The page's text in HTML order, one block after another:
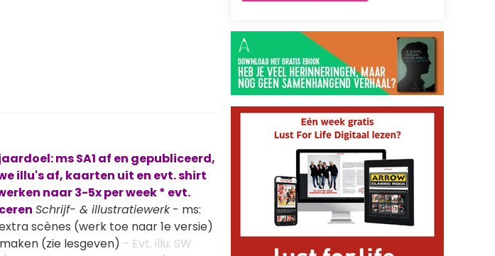
ms SA1 af en gepubliceerd,
illu's af, kaarten uit en evt. shirt
naar 3-5x per week * evt.
Schrijf- & illustratiewerk- ms:
scènes (werk toe naar 1e versie)
(zie lesgeven) - Evt. illu: SW